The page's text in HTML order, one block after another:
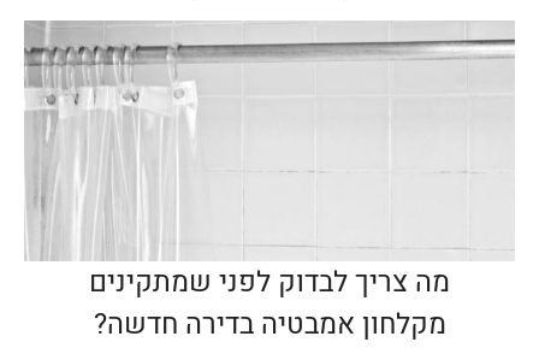
מה צריך לבדוק לפני שמתקינים
מקלחון אמבטיה בדירה חדשה?